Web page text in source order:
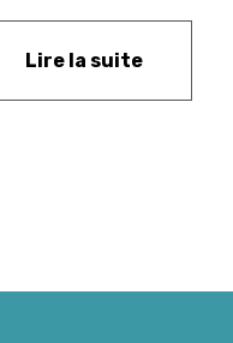
Lire la suite